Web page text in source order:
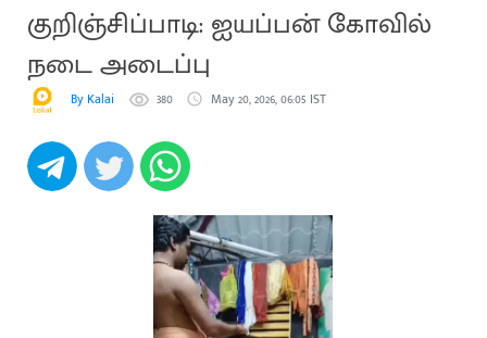
குறிஞ்சிப்பாடி: ஐயப்பன் கோவில்
நடை அடைப்பு
By Kalai 380 May 20, 2026, 06:05 IST